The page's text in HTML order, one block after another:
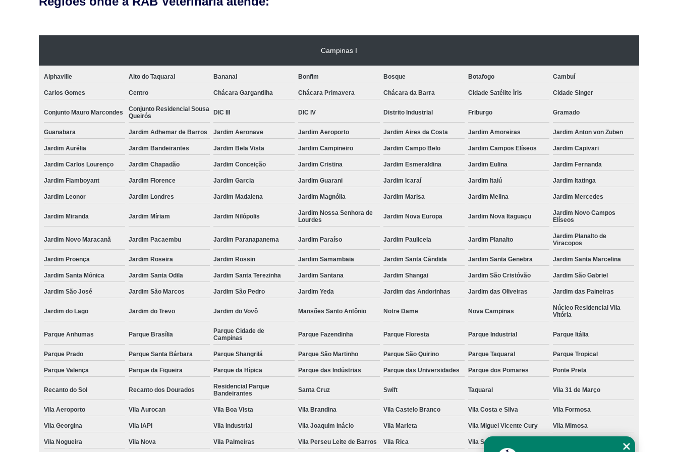
Odonto Veterinário
Odontologia Animal São Paulo
Odontologia para Cachorros de Médio Porte
Odontologia Veterinária
Odontologia para Animais Domésticos
Odontologia para Animais Exóticos
Odontologia para Animais Silvestres
Odontologia para Cachorros Campinas
Odontologia para Cachorros e Gatos
Odontologia para Cachorros São Paulo
Odontologia para Coelhos
Odontologia para Gatos e Cães
Odontologia para Porquinho da índia
Odontologia para Roedores
Odontologia Veterinária para Cachorros
Odonto para Cachorro
Odontologia para Animais de Estimação Silvestres
Odontologia para Cachorro
Odontologia para Cachorro Campinas
Odontologia para Cachorro São Paulo
Odontologia para Cães
Odontologia para Cães e Gatos
Odontologia para Gato
Odontologia para Gatos
Odontologia para Gatos e Cachorros
Odontologia para Pets
Odontologia Pet
Ozonioterapia Cachorro
Ozonioterapia para Animais
Ozonioterapia para Animais Pequenos
Ozonioterapia para Cachorro
Ozonioterapia para Cachorro Campinas
Ozonioterapia para Cachorro São Paulo
Ozonioterapia para Cães
Ozonioterapia para Cães Idosos
Ozonioterapia para Gatos
Veterinário
Veterinário 24 Horas
Veterinário 24 Horas Perto de Mim
Veterinário Animais Exóticos
Veterinário Campinas
Veterinário de Animais Silvestres
Veterinário Especialista em Gatos
Veterinário Mais Próximo
Veterinário Perto de Mim
Veterinário Popular
Veterinário Próximo a Mim Veterinário São Paulo
Campinas I
Alphaville Alto do Taquaral Bananal Bonfim Bosque Botafogo Cambuí
Carlos Gomes Centro Chácara Gargantilha Chácara Primavera Chácara da Barra Cidade Satélite Íris Cidade Singer
Conjunto Mauro Marcondes
Conjunto Residencial Sousa
Queirós
DIC III DIC IV Distrito Industrial Friburgo Gramado
Guanabara Jardim Adhemar de Barros Jardim Aeronave Jardim Aeroporto Jardim Aires da Costa Jardim Amoreiras Jardim Anton von Zuben
Jardim Aurélia Jardim Bandeirantes Jardim Bela Vista Jardim Campineiro Jardim Campo Belo Jardim Campos Elíseos Jardim Capivari
Jardim Carlos Lourenço Jardim Chapadão Jardim Conceição Jardim Cristina Jardim Esmeraldina Jardim Eulina Jardim Fernanda
Jardim Flamboyant Jardim Florence Jardim Garcia Jardim Guarani Jardim Icaraí Jardim Itaiú Jardim Itatinga
Jardim Leonor Jardim Londres Jardim Madalena Jardim Magnólia Jardim Marisa Jardim Melina Jardim Mercedes
Jardim Miranda Jardim Míriam Jardim Nilópolis
Jardim Nossa Senhora de
Lourdes
Jardim Nova Europa Jardim Nova Itaguaçu
Jardim Novo Campos
Elíseos
Jardim Novo Maracanã Jardim Pacaembu Jardim Paranapanema Jardim Paraíso Jardim Pauliceia Jardim Planalto
Jardim Planalto de
Viracopos
Jardim Proença Jardim Roseira Jardim Rossin Jardim Samambaia Jardim Santa Cândida Jardim Santa Genebra Jardim Santa Marcelina
Jardim Santa Mônica Jardim Santa Odila Jardim Santa Terezinha Jardim Santana Jardim Shangai Jardim São Cristóvão Jardim São Gabriel
Jardim São José Jardim São Marcos Jardim São Pedro Jardim Yeda Jardim das Andorinhas Jardim das Oliveiras Jardim das Paineiras
Jardim do Lago Jardim do Trevo Jardim do Vovô Mansões Santo Antônio Notre Dame Nova Campinas
Núcleo Residencial Vila
Vitória
Parque Anhumas Parque Brasília
Parque Cidade de
Campinas
Parque Fazendinha Parque Floresta Parque Industrial Parque Itália
Parque Prado Parque Santa Bárbara Parque Shangrilá Parque São Martinho Parque São Quirino Parque Taquaral Parque Tropical
Parque Valença Parque da Figueira Parque da Hípica Parque das Indústrias Parque das Universidades Parque dos Pomares Ponte Preta
Recanto do Sol Recanto dos Dourados
Residencial Parque
Bandeirantes
Santa Cruz Swift Taquaral Vila 31 de Março
Vila Aeroporto Vila Aurocan Vila Boa Vista Vila Brandina Vila Castelo Branco Vila Costa e Silva Vila Formosa
Vila Georgina Vila IAPI Vila Industrial Vila Joaquim Inácio Vila Marieta Vila Miguel Vicente Cury Vila Mimosa
Vila Nogueira Vila Nova Vila Palmeiras Vila Perseu Leite de Barros Vila Rica Vila San Martin